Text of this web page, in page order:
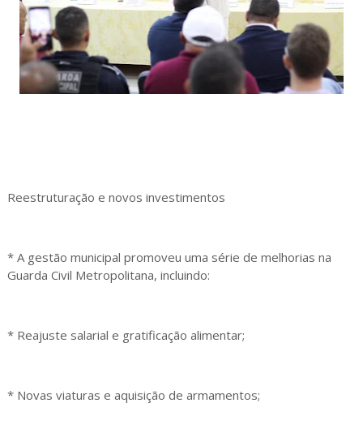
Reestruturação e novos investimentos
* A gestão municipal promoveu uma série de melhorias na
Guarda Civil Metropolitana, incluindo:
* Reajuste salarial e gratificação alimentar;
* Novas viaturas e aquisição de armamentos;